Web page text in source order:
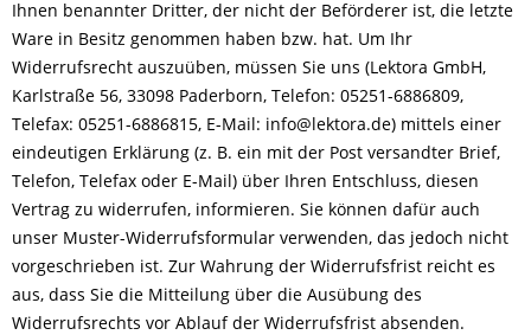
Ihnen benannter Dritter, der nicht der Beförderer ist, die letzte
Ware in Besitz genommen haben bzw. hat. Um Ihr
Widerrufsrecht auszuüben, müssen Sie uns (Lektora GmbH,
Karlstraße 56, 33098 Paderborn, Telefon: 05251-6886809,
Telefax: 05251-6886815, E-Mail: info@lektora.de) mittels einer
eindeutigen Erklärung (z. B. ein mit der Post versandter Brief,
Telefon, Telefax oder E-Mail) über Ihren Entschluss, diesen
Vertrag zu widerrufen, informieren. Sie können dafür auch
unser Muster-Widerrufsformular verwenden, das jedoch nicht
vorgeschrieben ist. Zur Wahrung der Widerrufsfrist reicht es
aus, dass Sie die Mitteilung über die Ausübung des
Widerrufsrechts vor Ablauf der Widerrufsfrist absenden.